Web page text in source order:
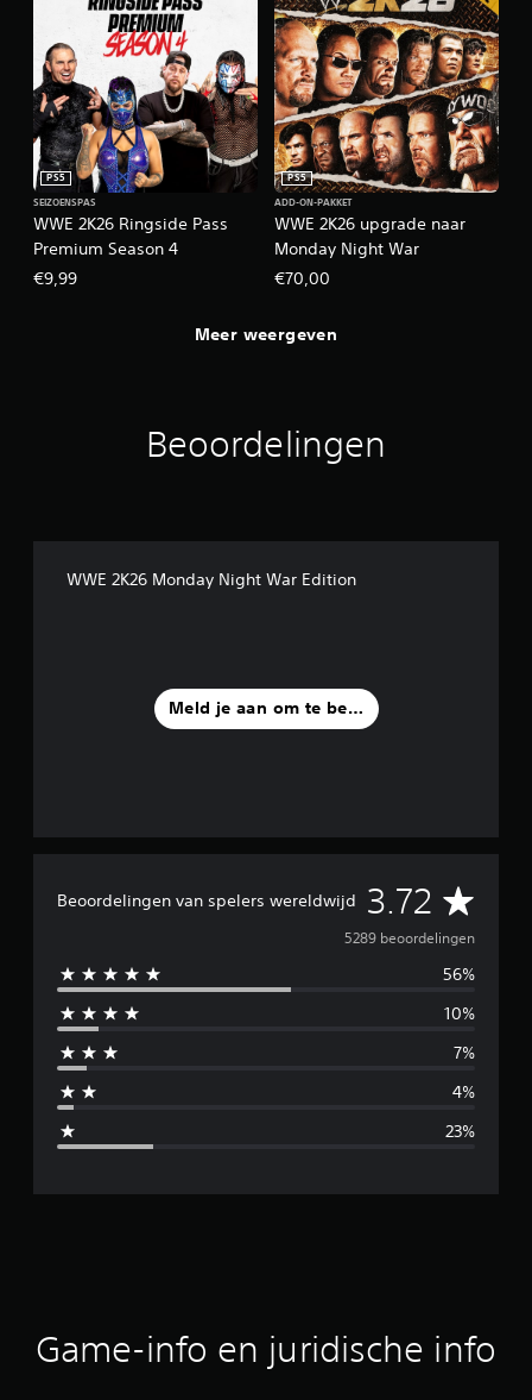
WWE 2K26 Ringside Pass
Premium Season 4
PS5
SEIZOENSPAS
€9,99
WWE 2K26 upgrade naar
Monday Night War
PS5
ADD-ON-PAKKET
€70,00
Meer weergeven
Beoordelingen
WWE 2K26 Monday Night War Edition
Meld je aan om te beoordelen
Beoordelingen van spelers wereldwijd 3.72 G
e
m
d
l
b
5289 beoordelingen
56%
10%
7%
4%
23%
Game-info en juridische info